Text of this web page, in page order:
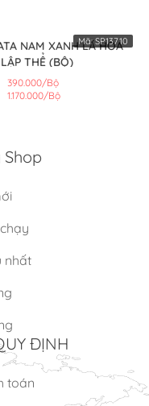
NAM XANH LÁ HOA
THỂ (BỘ)
390.000/Bộ
1.170.000/Bộ
Mã:SP13710
nhất
ĐỊNH
toán